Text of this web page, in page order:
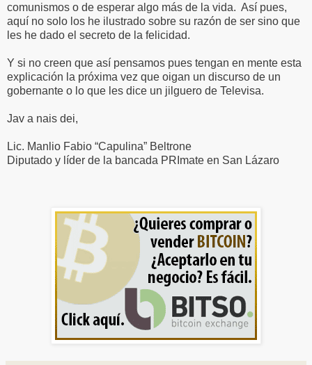
comunismos o de esperar algo más de la vida. Así pues,
aquí no solo los he ilustrado sobre su razón de ser sino que
les he dado el secreto de la felicidad.
Y si no creen que así pensamos pues tengan en mente esta
explicación la próxima vez que oigan un discurso de un
gobernante o lo que les dice un jilguero de Televisa.
Jav a nais dei,
Lic. Manlio Fabio “Capulina” Beltrone
Diputado y líder de la bancada PRImate en San Lázaro